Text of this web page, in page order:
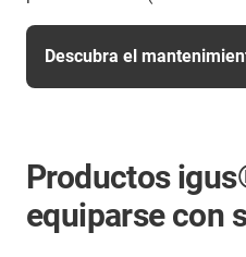
Descubra el
Productos
equiparse con